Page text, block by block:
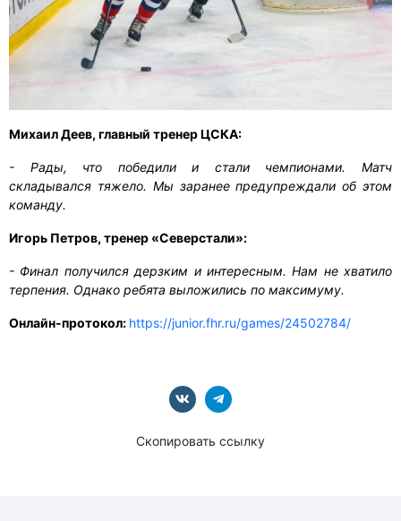
Михаил Деев, главный тренер ЦСКА:
- Рады, что победили и стали чемпионами. Матч
складывался тяжело. Мы заранее предупреждали об этом
команду.
Игорь Петров, тренер «Северстали»:
- Финал получился дерзким и интересным. Нам не хватило
терпения. Однако ребята выложились по максимуму.
Онлайн-протокол: https://junior.fhr.ru/games/24502784/
Скопировать ссылку